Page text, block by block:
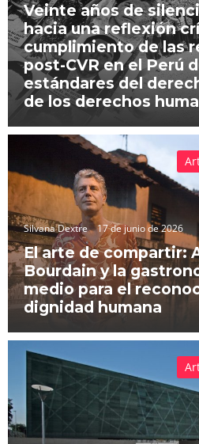
Veinte años de
hacia una reflexión
cumplimiento de las
post-CVR en el Perú
estándares del
de los derechos
Silvana Dextre 17 de junio de 2026
El arte de compartir:
Bourdain y la
medio para el
dignidad humana